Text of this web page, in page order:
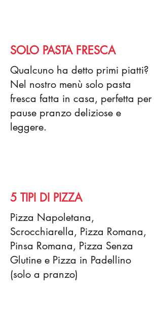
SOLO PASTA FRESCA
Qualcuno ha detto primi piatti?
Nel nostro menù solo pasta
fresca fatta in casa, perfetta per
pause pranzo deliziose e
leggere.
5 TIPI DI PIZZA
Pizza Napoletana,
Scrocchiarella, Pizza Romana,
Pinsa Romana, Pizza Senza
Glutine e Pizza in Padellino
(solo a pranzo)